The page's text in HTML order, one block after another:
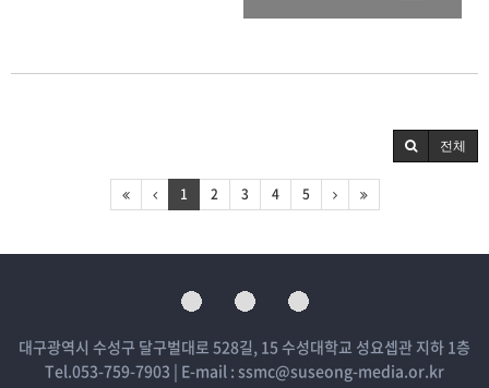
전체
1 2 3 4 5
대구광역시 수성구 달구벌대로 528길, 15 수성대학교 성요셉관 지하 1층
Tel.053-759-7903 | E-mail : ssmc@suseong-media.or.kr